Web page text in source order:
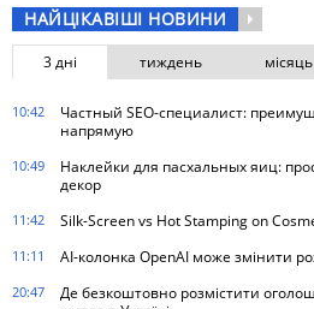
НАЙЦІКАВІШІ НОВИНИ
3 дні тиждень місяць
10:42
Частный SEO-специалист:
напрямую
10:49
Наклейки для пасхальных яиц:
декор
11:42 Silk-Screen vs Hot Stamping on
11:11 AI-колонка OpenAI може змінити
20:47
Де безкоштовно розмістити